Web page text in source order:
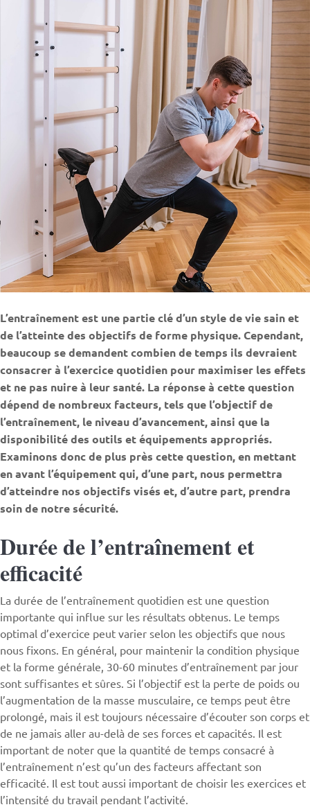
L’entraînement est une partie clé d’un style de vie sain et
de l’atteinte des objectifs de forme physique. Cependant,
beaucoup se demandent combien de temps ils devraient
consacrer à l’exercice quotidien pour maximiser les effets
et ne pas nuire à leur santé. La réponse à cette question
dépend de nombreux facteurs, tels que l’objectif de
l’entraînement, le niveau d’avancement, ainsi que la
disponibilité des outils et équipements appropriés.
Examinons donc de plus près cette question, en mettant
en avant l’équipement qui, d’une part, nous permettra
d’atteindre nos objectifs visés et, d’autre part, prendra
soin de notre sécurité.
Durée de l’entraînement et
efficacité
La durée de l’entraînement quotidien est une question
importante qui influe sur les résultats obtenus. Le temps
optimal d’exercice peut varier selon les objectifs que nous
nous fixons. En général, pour maintenir la condition physique
et la forme générale, 30-60 minutes d’entraînement par jour
sont suffisantes et sûres. Si l’objectif est la perte de poids ou
l’augmentation de la masse musculaire, ce temps peut être
prolongé, mais il est toujours nécessaire d’écouter son corps et
de ne jamais aller au-delà de ses forces et capacités. Il est
important de noter que la quantité de temps consacré à
l’entraînement n’est qu’un des facteurs affectant son
efficacité. Il est tout aussi important de choisir les exercices et
l’intensité du travail pendant l’activité.